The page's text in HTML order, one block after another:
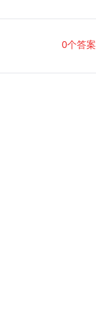
0个答案